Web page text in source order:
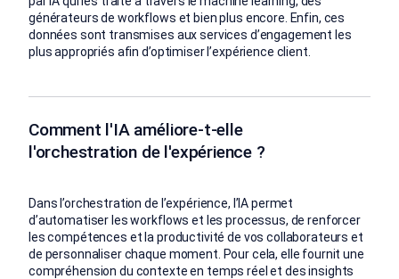
générateurs de workflows et bien plus encore. Enfin, ces
données sont transmises aux services d’engagement les
plus appropriés afin d’optimiser l’expérience client.
Comment l'IA améliore-t-elle
l'orchestration de l'expérience ?
Dans l’orchestration de l’expérience, l’IA permet
d’automatiser les workflows et les processus, de renforcer
les compétences et la productivité de vos collaborateurs et
de personnaliser chaque moment. Pour cela, elle fournit une
compréhension du contexte en temps réel et des insights